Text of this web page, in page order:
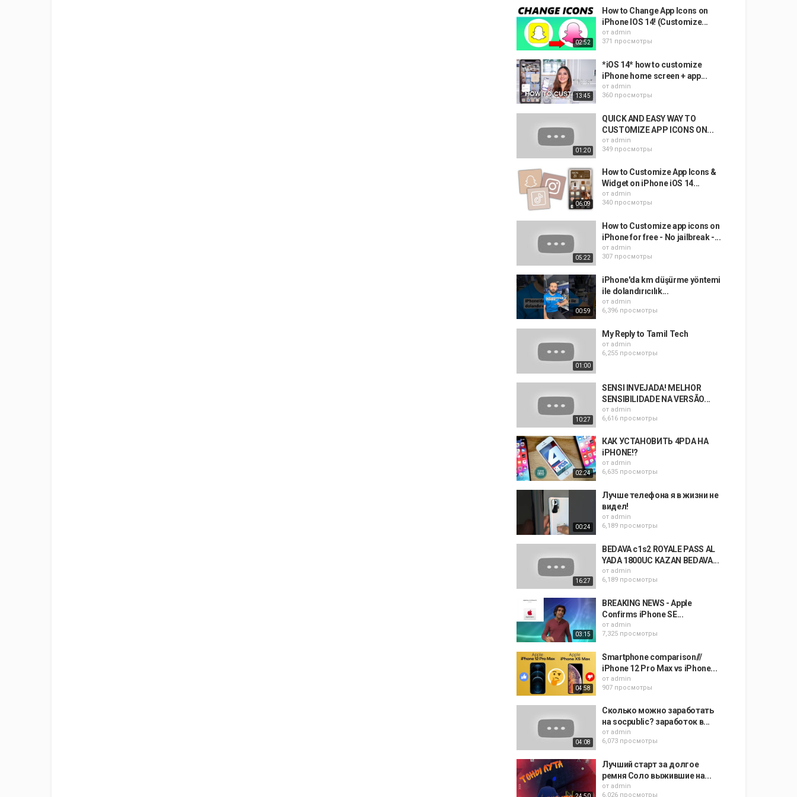
02:52
How to Change App Icons on
iPhone IOS 14! (Customize...
от admin
371 просмотры
13:45
*iOS 14* how to customize
iPhone home screen + app...
от admin
360 просмотры
01:20
QUICK AND EASY WAY TO
CUSTOMIZE APP ICONS ON...
от admin
349 просмотры
06:09
How to Customize App Icons &
Widget on iPhone iOS 14...
от admin
340 просмотры
05:22
How to Customize app icons on
iPhone for free - No jailbreak -...
от admin
307 просмотры
00:59
iPhone'da km düşürme yöntemi
ile dolandırıcılık...
от admin
6,396 просмотры
01:00
My Reply to Tamil Tech
от admin
6,255 просмотры
10:27
SENSI INVEJADA! MELHOR
SENSIBILIDADE NA VERSÃO...
от admin
6,616 просмотры
02:24
КАК УСТАНОВИТЬ 4PDA НА
iPHONE!?
от admin
6,635 просмотры
00:24
Лучше телефона я в жизни не
видел!
от admin
6,189 просмотры
16:27
BEDAVA c1s2 ROYALE PASS AL
YADA 1800UC KAZAN BEDAVA...
от admin
6,189 просмотры
03:15
BREAKING NEWS - Apple
Confirms iPhone SE...
от admin
7,325 просмотры
04:58
Smartphone comparison///
iPhone 12 Pro Max vs iPhone...
от admin
907 просмотры
04:08
Сколько можно заработать
на socpublic? заработок в...
от admin
6,073 просмотры
Лучший старт за долгое
ремня Соло выжившие на...
от admin
6,026 просмотры